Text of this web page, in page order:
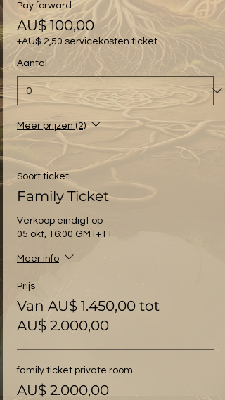
Pay forward
AU$ 100,00
+AU$ 2,50 servicekosten ticket
Aantal
Meer prijzen (2)
Soort ticket
Family Ticket
Verkoop eindigt op
05 okt, 16:00 GMT+11
Meer info
Prijs
Van AU$ 1.450,00 tot
AU$ 2.000,00
family ticket private room
AU$ 2.000,00